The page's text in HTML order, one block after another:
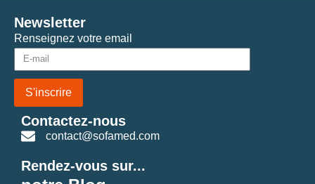
Renseignez votre email
S'inscrire
Newsletter
Contactez-nous
contact@sofamed.com
Rendez-vous sur...